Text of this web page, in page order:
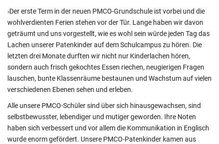
›Der erste Term in der neuen PMCO-Grundschule ist vorbei und die
wohlverdienten Ferien stehen vor der Tür. Lange haben wir davon
geträumt und uns vorgestellt, wie es wohl sein würde jeden Tag das
Lachen unserer Patenkinder auf dem Schulcampus zu hören. Die
letzten drei Monate durften wir nicht nur Kinderlachen hören,
sondern auch frisch gekochtes Essen riechen, neugierigen Fragen
lauschen, bunte Klassenräume bestaunen und Wachstum auf vielen
verschiedenen Ebenen sehen und erleben.
Alle unsere PMCO-Schüler sind über sich hinausgewachsen, sind
selbstbewusster, lebendiger und mutiger geworden. Ihre Noten
haben sich verbessert und vor allem die Kommunikation in Englisch
wurde enorm gefördert. Unsere PMCO-Patenkinder kamen aus